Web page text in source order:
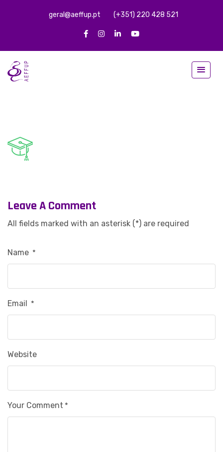
geral@aeffup.pt (+351) 220 428 521
Leave A Comment
All fields marked with an asterisk (*) are required
Name *
Email *
Website
Your Comment *